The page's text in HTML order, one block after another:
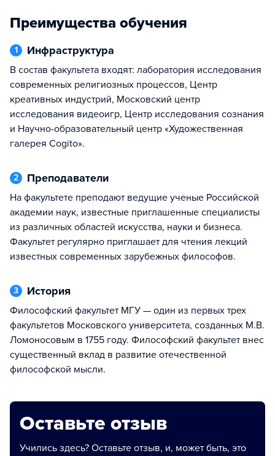
Преимущества обучения
1 Инфраструктура
В состав факультета входят: лаборатория исследования
современных религиозных процессов, Центр
креативных индустрий, Московский центр
исследования видеоигр, Центр исследования сознания
и Научно-образовательный центр «Художественная
галерея Cogito».
2 Преподаватели
На факультете преподают ведущие ученые Российской
академии наук, известные приглашенные специалисты
из различных областей искусства, науки и бизнеса.
Факультет регулярно приглашает для чтения лекций
известных современных зарубежных философов.
3 История
Философский факультет МГУ — один из первых трех
факультетов Московского университета, созданных М.В.
Ломоносовым в 1755 году. Философский факультет внес
существенный вклад в развитие отечественной
философской мысли.
Оставьте отзыв
Учились здесь? Оставьте отзыв, и, может быть, это